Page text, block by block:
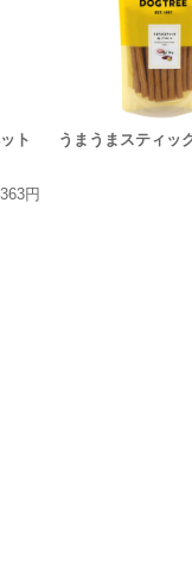
ト
円
うまうまスティッ